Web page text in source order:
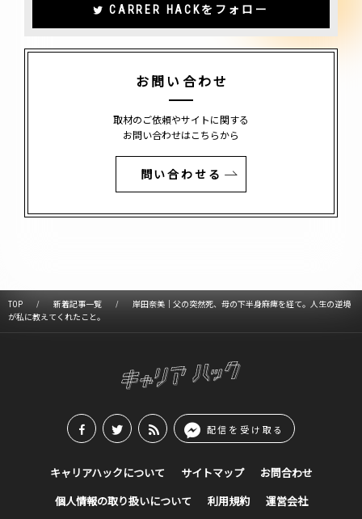
CARRER HACKをフォロー
お問い合わせ
取材のご依頼やサイトに関する
お問い合わせはこちらから
問い合わせる
TOP 新着記事一覧
岸田奈美｜父の突然死、母の下半身麻痺を経て。人生の逆境
が私に教えてくれたこと。
配信を受け取る
キャリアハックについて サイトマップ お問合わせ
個人情報の取り扱いについて 利用規約 運営会社